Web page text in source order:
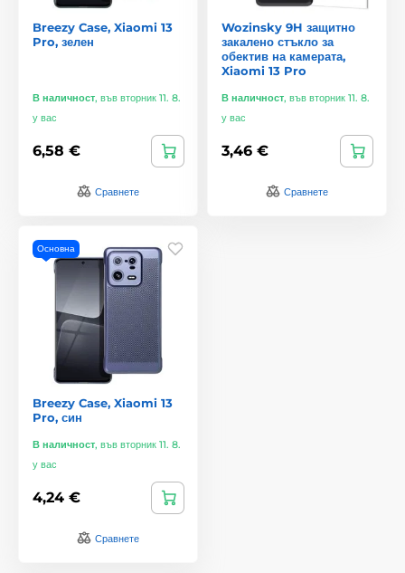
Breezy Case, Xiaomi 13
Pro, зелен
В наличност, във вторник 11. 8.
у вас
6,58 €
Сравнете
Wozinsky 9H защитно
закалено стъкло за
обектив на камерата,
Xiaomi 13 Pro
В наличност, във вторник 11. 8.
у вас
3,46 €
Сравнете
Основна
Breezy Case, Xiaomi 13
Pro, син
В наличност, във вторник 11. 8.
у вас
4,24 €
Сравнете